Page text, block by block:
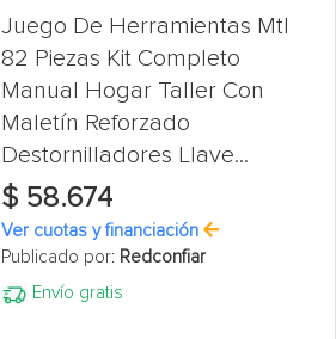
Juego De Herramientas Mtl
82 Piezas Kit Completo
Manual Hogar Taller Con
Maletín Reforzado
Destornilladores Llave...
$ 58.674
Ver cuotas y financiación
Publicado por: Redconfiar
Envío gratis